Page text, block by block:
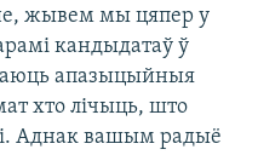
жывем мы цяпер у
кандыдатаў ў
апазыцыйныя
хто лічыць, што
Аднак вашым радыё